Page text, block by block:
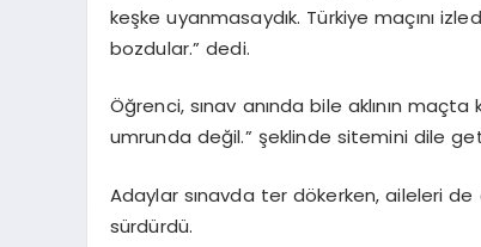
keşke uyanmasaydık. Türkiye maçını
bozdular.” dedi.
Öğrenci, sınav anında bile aklının
umrunda değil.” şeklinde sitemini dile
Adaylar sınavda ter dökerken, aileleri
sürdürdü.